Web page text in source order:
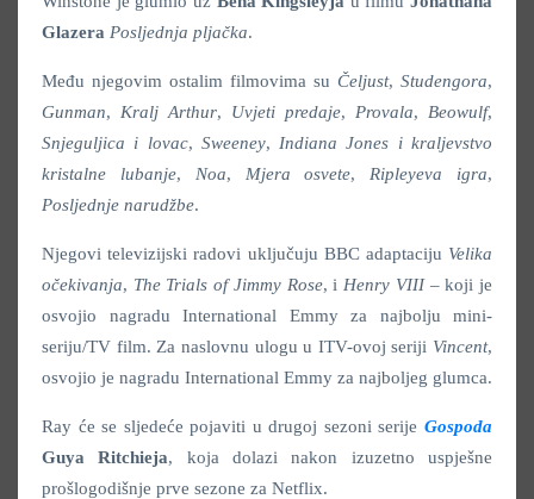
Glazera Posljednja pljačka.
Među njegovim ostalim filmovima su Čeljust, Studengora,
Gunman, Kralj Arthur, Uvjeti predaje, Provala, Beowulf,
Snjeguljica i lovac, Sweeney, Indiana Jones i kraljevstvo
kristalne lubanje, Noa, Mjera osvete, Ripleyeva igra,
Posljednje narudžbe.
Njegovi televizijski radovi uključuju BBC adaptaciju Velika
očekivanja, The Trials of Jimmy Rose, i Henry VIII– koji je
osvojio nagradu International Emmy za najbolju mini-
seriju/TV film. Za naslovnu ulogu u ITV-ovoj seriji Vincent,
osvojio je nagradu International Emmy za najboljeg glumca.
Ray će se sljedeće pojaviti u drugoj sezoni serije Gospoda
Guya Ritchieja, koja dolazi nakon izuzetno uspješne
prošlogodišnje prve sezone za Netflix.